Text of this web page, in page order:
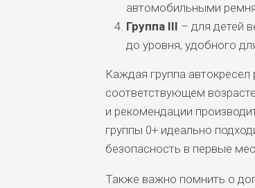
автомобильными
Группа III – для детей
до уровня, удобного
Каждая группа
соответствующем
и рекомендации
группы 0+ идеально
безопасность в первые
Также важно помнить о